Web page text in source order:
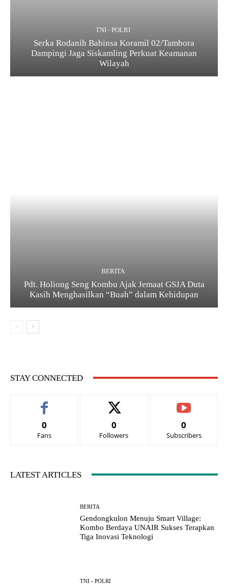
TNI - POLRI
Serka Rodanih Babinsa Koramil 02/Tambora
Dampingi Jaga Siskamling Perkuat Keamanan
Wilayah
BERITA
Pdt. Holiong Seng Kombu Ajak Jemaat GSJA Duta
Kasih Menghasilkan “Buah” dalam Kehidupan
STAY CONNECTED
0
Fans
0
Followers
0
Subscribers
LATEST ARTICLES
BERITA
Gendongkulon Menuju Smart Village:
Kombo Berdaya UNAIR Sukses Terapkan
Tiga Inovasi Teknologi
TNI - POLRI